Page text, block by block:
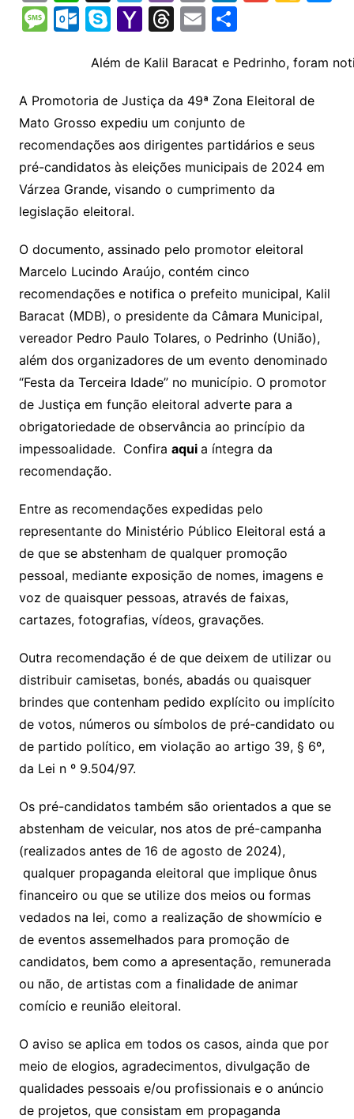
o
p
Li
n
k
h
at
s
A
p
p
el
e
gr
a
m
b
er
in
t
n
k
e
dI
n
l
gl
e
Cl
a
s
o
s
M
s
a
g
e
O
lo
o
k.
c
o
m
S
y
p
e
Y
h
o
o
M
ai
l
T
e
a
d
s
E
ai
l
S
ar
e
Além de Kalil Baracat e Pedrinho, foram
A Promotoria de Justiça da 49ª Zona Eleitoral de
Mato Grosso expediu um conjunto de
recomendações aos dirigentes partidários e seus
pré-candidatos às eleições municipais de 2024 em
Várzea Grande, visando o cumprimento da
legislação eleitoral.
O documento, assinado pelo promotor eleitoral
Marcelo Lucindo Araújo, contém cinco
recomendações e notifica o prefeito municipal, Kalil
Baracat (MDB), o presidente da Câmara Municipal,
vereador Pedro Paulo Tolares, o Pedrinho (União),
além dos organizadores de um evento denominado
“Festa da Terceira Idade” no município. O promotor
de Justiça em função eleitoral adverte para a
obrigatoriedade de observância ao princípio da
impessoalidade. Confira aqui a íntegra da
recomendação.
Entre as recomendações expedidas pelo
representante do Ministério Público Eleitoral está a
de que se abstenham de qualquer promoção
pessoal, mediante exposição de nomes, imagens e
voz de quaisquer pessoas, através de faixas,
cartazes, fotografias, vídeos, gravações.
Outra recomendação é de que deixem de utilizar ou
distribuir camisetas, bonés, abadás ou quaisquer
brindes que contenham pedido explícito ou implícito
de votos, números ou símbolos de pré-candidato ou
de partido político, em violação ao artigo 39, § 6º,
da Lei n º 9.504/97.
Os pré-candidatos também são orientados a que se
abstenham de veicular, nos atos de pré-campanha
(realizados antes de 16 de agosto de 2024),
qualquer propaganda eleitoral que implique ônus
financeiro ou que se utilize dos meios ou formas
vedados na lei, como a realização de showmício e
de eventos assemelhados para promoção de
candidatos, bem como a apresentação, remunerada
ou não, de artistas com a finalidade de animar
comício e reunião eleitoral.
O aviso se aplica em todos os casos, ainda que por
meio de elogios, agradecimentos, divulgação de
qualidades pessoais e/ou profissionais e o anúncio
de projetos, que consistam em propaganda